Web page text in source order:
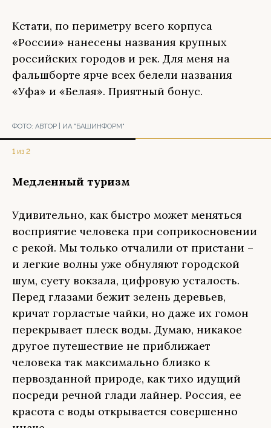
Кстати, по периметру всего корпуса
«России» нанесены названия крупных
российских городов и рек. Для меня на
фальшборте ярче всех белели названия
«Уфа» и «Белая». Приятный бонус.
ФОТО: АВТОР | ИА "БАШИНФОРМ"
1 из 2
Медленный туризм
Удивительно, как быстро может меняться
восприятие человека при соприкосновении
с рекой. Мы только отчалили от пристани –
и легкие волны уже обнуляют городской
шум, суету вокзала, цифровую усталость.
Перед глазами бежит зелень деревьев,
кричат горластые чайки, но даже их гомон
перекрывает плеск воды. Думаю, никакое
другое путешествие не приближает
человека так максимально близко к
первозданной природе, как тихо идущий
посреди речной глади лайнер. Россия, ее
красота с воды открывается совершенно